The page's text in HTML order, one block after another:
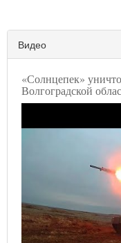
Видео
«Солнцепек»
Волгоградской